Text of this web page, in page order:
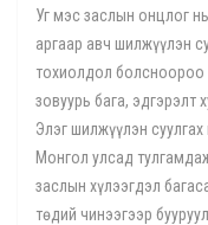
Уг мэс заслын онцлог
аргаар авч шилжүүлэн
тохиолдол болсноороо
зовуурь бага, эдгэрэлт
Элэг шилжүүлэн
Монгол улсад
заслын хүлээгдэл
төдий чинээгээр